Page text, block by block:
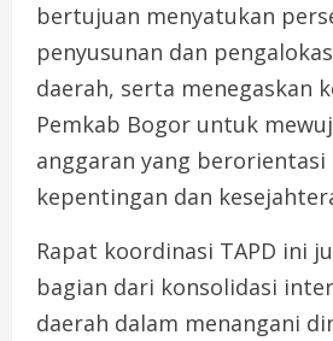
bertujuan menyatukan
penyusunan dan
daerah, serta menegaskan
Pemkab Bogor untuk
anggaran yang berorientasi
kepentingan dan
Rapat koordinasi TAPD ini
bagian dari konsolidasi
daerah dalam menangani